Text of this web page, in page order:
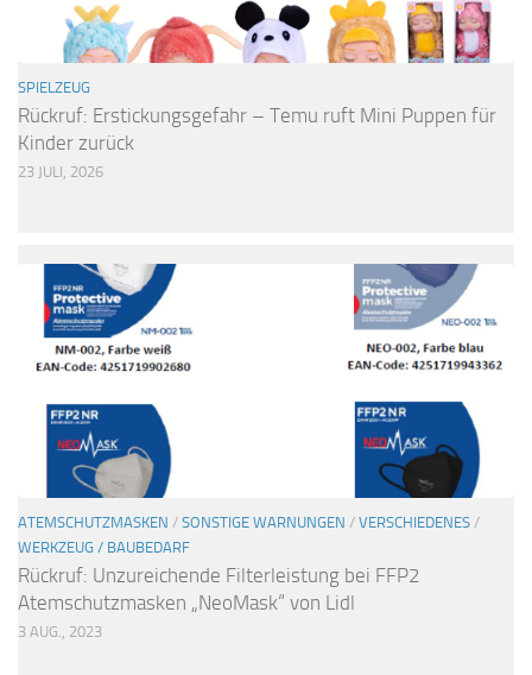
SPIELZEUG
Rückruf: Erstickungsgefahr – Temu ruft Mini Puppen für
Kinder zurück
23 JULI, 2026
ATEMSCHUTZMASKEN / SONSTIGE WARNUNGEN / VERSCHIEDENES /
WERKZEUG / BAUBEDARF
Rückruf: Unzureichende Filterleistung bei FFP2
Atemschutzmasken „NeoMask“ von Lidl
3 AUG., 2023